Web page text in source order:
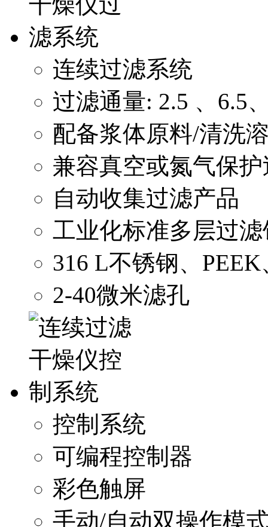
连续过滤系统
过滤通量: 2.5 、6.5
配备浆体原料/清洗
兼容真空或氮气保
自动收集过滤产品
工业化标准多层过滤
316 L不锈钢、
2-40微米滤孔
控制系统
可编程控制器
彩色触屏
手动/自动双操作模